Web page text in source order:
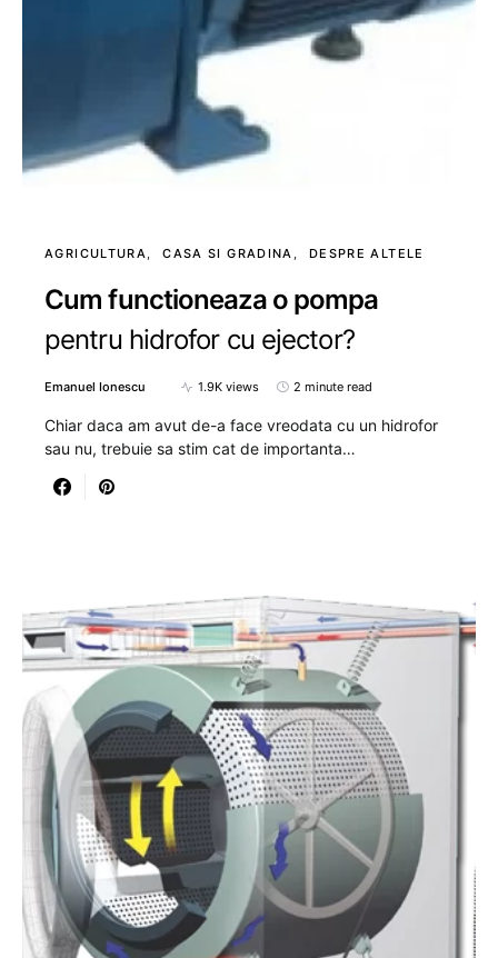
AGRICULTURA CASA SI GRADINA DESPRE ALTELE
Cum functioneaza o pompa
pentru hidrofor cu ejector?
Emanuel Ionescu 1.9K views 2 minute read
Chiar daca am avut de-a face vreodata cu un hidrofor
sau nu, trebuie sa stim cat de importanta…